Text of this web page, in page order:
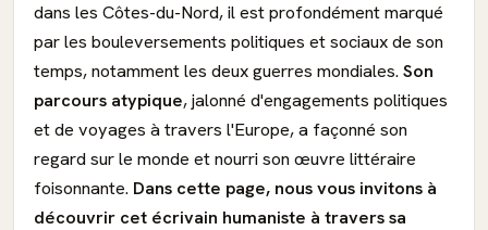
dans les Côtes-du-Nord, il est profondément marqué
par les bouleversements politiques et sociaux de son
temps, notamment les deux guerres mondiales. Son
parcours atypique, jalonné d'engagements politiques
et de voyages à travers l'Europe, a façonné son
regard sur le monde et nourri son œuvre littéraire
foisonnante. Dans cette page, nous vous invitons à
découvrir cet écrivain humaniste à travers sa